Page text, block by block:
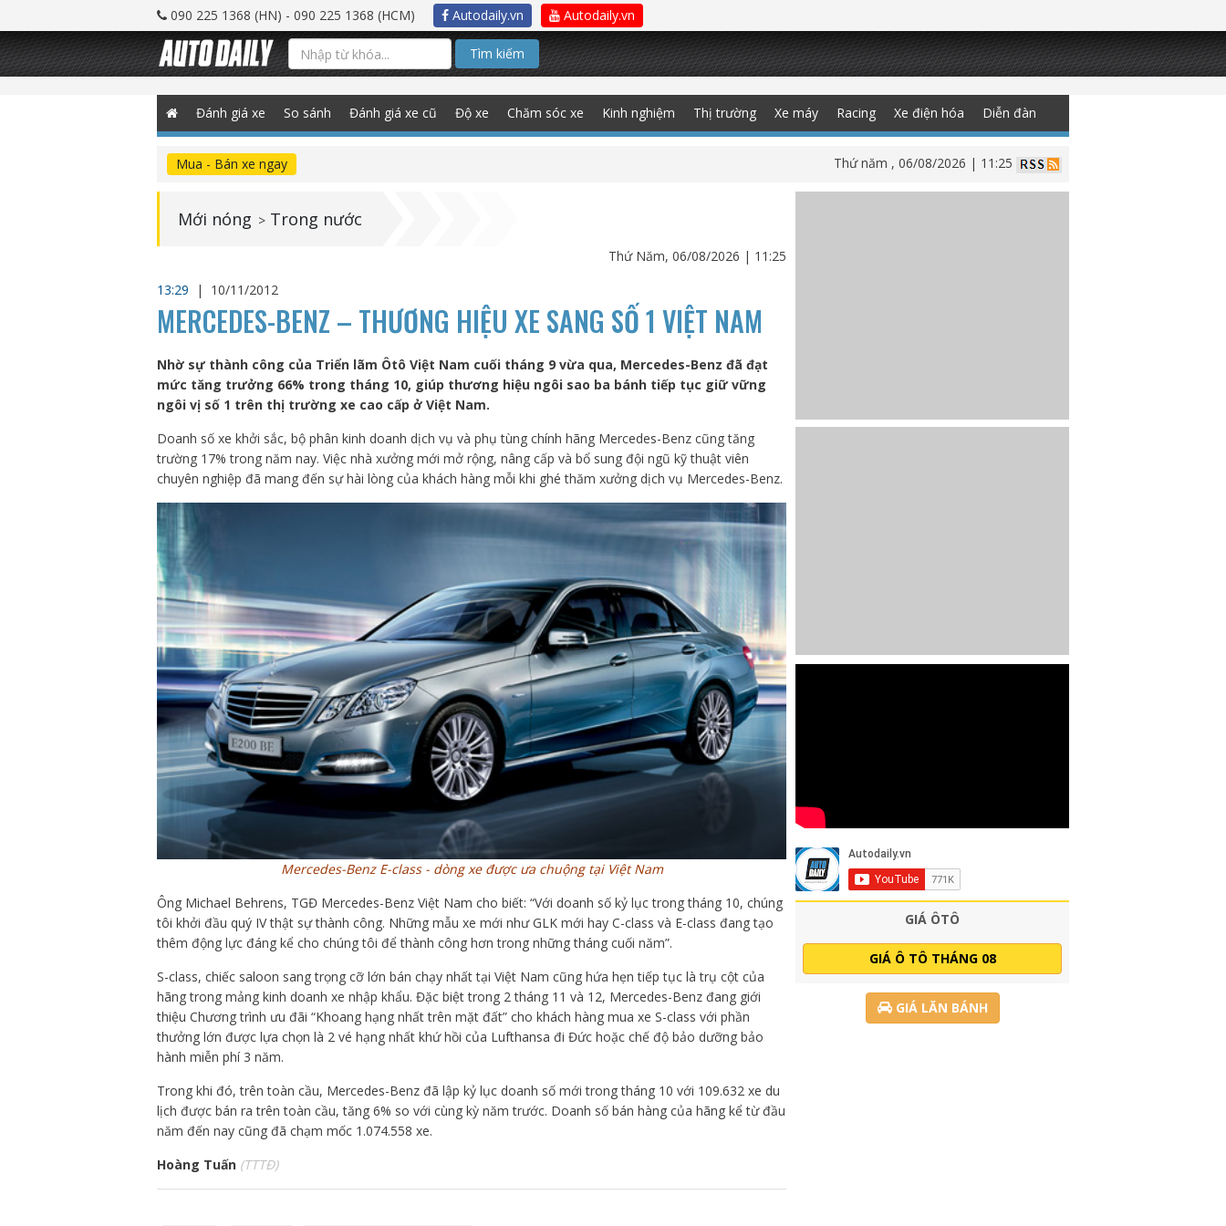
090 225 1368 (HN) - 090 225 1368 (HCM) Autodaily.vn Autodaily.vn
Tìm kiếm
Đánh giá xe So sánh Đánh giá xe cũ Độ xe Chăm sóc xe Kinh nghiệm Thị trường Xe máy Racing Xe điện hóa Diễn đàn
Mua - Bán xe ngay Thứ năm , 06/08/2026 | 11:25
Mới nóng > Trong nước
Thứ Năm, 06/08/2026 | 11:25
13:29
| 10/11/2012
MERCEDES-BENZ – THƯƠNG HIỆU XE SANG SỐ 1 VIỆT NAM
Nhờ sự thành công của Triển lãm Ôtô Việt Nam cuối tháng 9 vừa qua, Mercedes-Benz đã đạt
mức tăng trưởng 66% trong tháng 10, giúp thương hiệu ngôi sao ba bánh tiếp tục giữ vững
ngôi vị số 1 trên thị trường xe cao cấp ở Việt Nam.
Doanh số xe khởi sắc, bộ phân kinh doanh dịch vụ và phụ tùng chính hãng Mercedes-Benz cũng tăng
trường 17% trong năm nay. Việc nhà xưởng mới mở rộng, nâng cấp và bổ sung đội ngũ kỹ thuật viên
chuyên nghiệp đã mang đến sự hài lòng của khách hàng mỗi khi ghé thăm xưởng dịch vụ Mercedes-Benz.
Mercedes-Benz E-class - dòng xe được ưa chuộng tại Việt Nam
Ông Michael Behrens, TGĐ Mercedes-Benz Việt Nam cho biết: “Với doanh số kỷ lục trong tháng 10, chúng
tôi khởi đầu quý IV thật sự thành công. Những mẫu xe mới như GLK mới hay C-class và E-class đang tạo
thêm động lực đáng kể cho chúng tôi để thành công hơn trong những tháng cuối năm”.
S-class, chiếc saloon sang trọng cỡ lớn bán chạy nhất tại Việt Nam cũng hứa hẹn tiếp tục là trụ cột của
hãng trong mảng kinh doanh xe nhập khẩu. Đặc biệt trong 2 tháng 11 và 12, Mercedes-Benz đang giới
thiệu Chương trình ưu đãi “Khoang hạng nhất trên mặt đất” cho khách hàng mua xe S-class với phần
thưởng lớn được lựa chọn là 2 vé hạng nhất khứ hồi của Lufthansa đi Đức hoặc chế độ bảo dưỡng bảo
hành miễn phí 3 năm.
Trong khi đó, trên toàn cầu, Mercedes-Benz đã lập kỷ lục doanh số mới trong tháng 10 với 109.632 xe du
lịch được bán ra trên toàn cầu, tăng 6% so với cùng kỳ năm trước. Doanh số bán hàng của hãng kể từ đầu
năm đến nay cũng đã chạm mốc 1.074.558 xe.
Hoàng Tuấn (TTTĐ)
GIÁ ÔTÔ
GIÁ Ô TÔ THÁNG 08
GIÁ LĂN BÁNH